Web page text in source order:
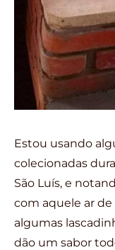
Estou usando
colecionadas
São Luís, e
com aquele ar
algumas
dão um sabor